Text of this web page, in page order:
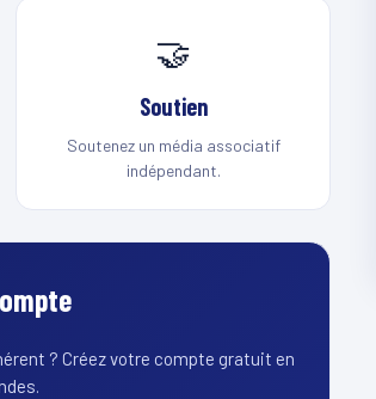
🤝
Soutien
Soutenez un média associatif
indépendant.
? Créez votre compte gratuit en